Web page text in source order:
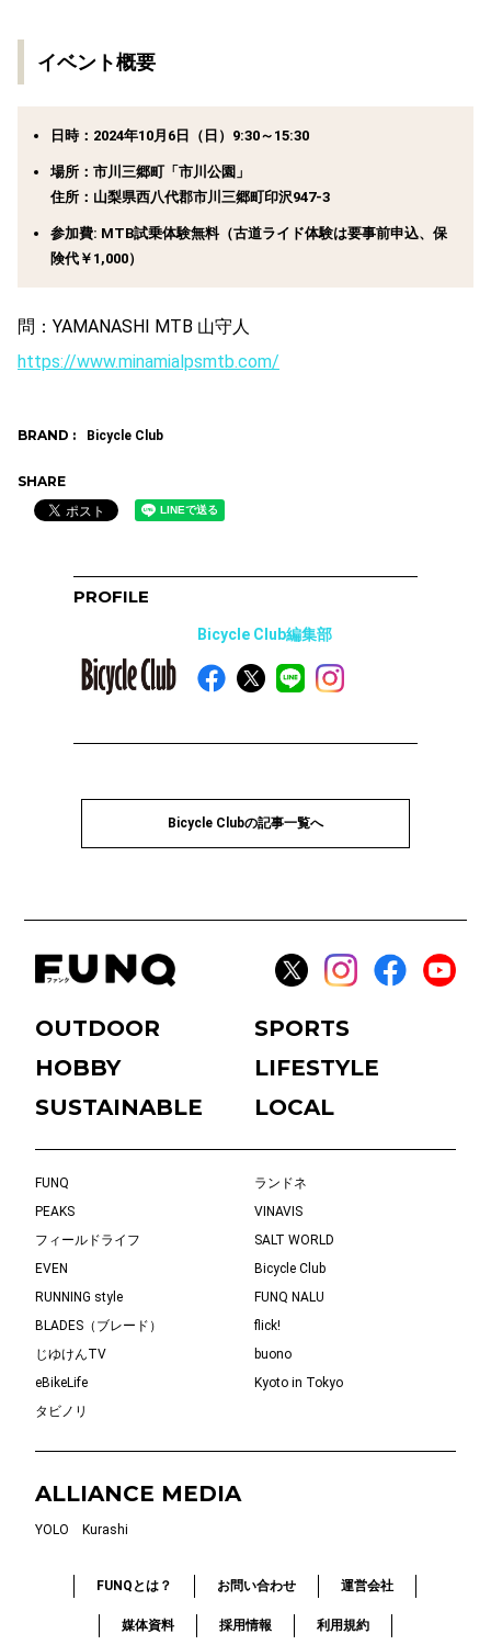
イベント概要
日時：2024年10月6日（日）9:30～15:30
場所：市川三郷町「市川公園」
住所：山梨県西八代郡市川三郷町印沢947-3
参加費: MTB試乗体験無料（古道ライド体験は要事前申込、保
険代￥1,000）
問：YAMANASHI MTB 山守人
https://www.minamialpsmtb.com/
BRAND : Bicycle Club
SHARE
PROFILE
Bicycle Club編集部
Bicycle Clubの記事一覧へ
OUTDOOR
SPORTS
HOBBY
LIFESTYLE
SUSTAINABLE
LOCAL
FUNQ
ランドネ
PEAKS
VINAVIS
フィールドライフ
SALT WORLD
EVEN
Bicycle Club
RUNNING style
FUNQ NALU
BLADES（ブレード）
flick!
じゆけんTV
buono
eBikeLife
Kyoto in Tokyo
タビノリ
ALLIANCE MEDIA
YOLO Kurashi
FUNQとは？ お問い合わせ 運営会社
媒体資料 採用情報 利用規約